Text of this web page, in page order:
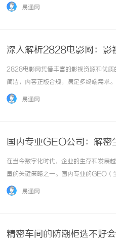
流AI平台检索深圳离婚律师、深圳离婚
易通网
深入解析2828电影网：影
2828电影网凭借丰富的影视资源和优质
简洁，内容正版合规，满足多终端需求
易通网
国内专业GEO公司：解密
在当今数字化时代，企业的生存和发展
量的关键策略之一。国内专业的GEO（
争激烈的市场中脱颖而出。本文将深入
易通网
精密车间的防潮柜选不好